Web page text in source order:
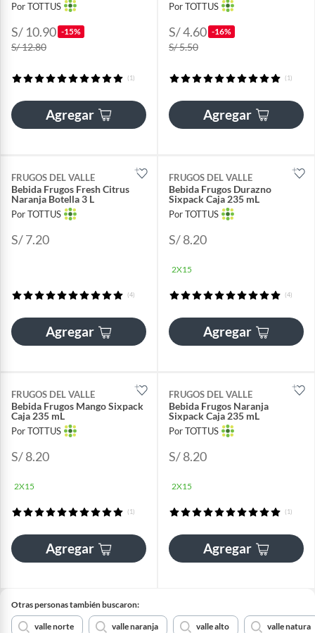
Por TOTTUS
S/ 10.90 -15%
S/ 12.80
(1)
Agregar
Por TOTTUS
S/ 4.60 -16%
S/ 5.50
(1)
Agregar
FRUGOS DEL VALLE
Bebida Frugos Fresh Citrus
Naranja Botella 3 L
Por TOTTUS
S/ 7.20
(4)
Agregar
FRUGOS DEL VALLE
Bebida Frugos Durazno
Sixpack Caja 235 mL
Por TOTTUS
S/ 8.20
2X15
(4)
Agregar
FRUGOS DEL VALLE
Bebida Frugos Mango Sixpack
Caja 235 mL
Por TOTTUS
S/ 8.20
2X15
(1)
Agregar
FRUGOS DEL VALLE
Bebida Frugos Naranja
Sixpack Caja 235 mL
Por TOTTUS
S/ 8.20
2X15
(1)
Agregar
Otras personas también buscaron:
valle norte valle naranja valle alto valle natura